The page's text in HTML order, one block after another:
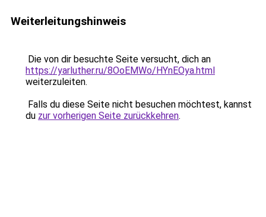
Weiterleitungshinweis
Die von dir besuchte Seite versucht, dich an
https://yarluther.ru/8OoEMWo/HYnEOya.html
weiterzuleiten.
Falls du diese Seite nicht besuchen möchtest, kannst
du zur vorherigen Seite zurückkehren.